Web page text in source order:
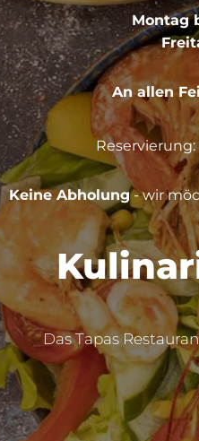
Montag
An allen
Reservierung:
Keine Abholung- wir
Das Tapas